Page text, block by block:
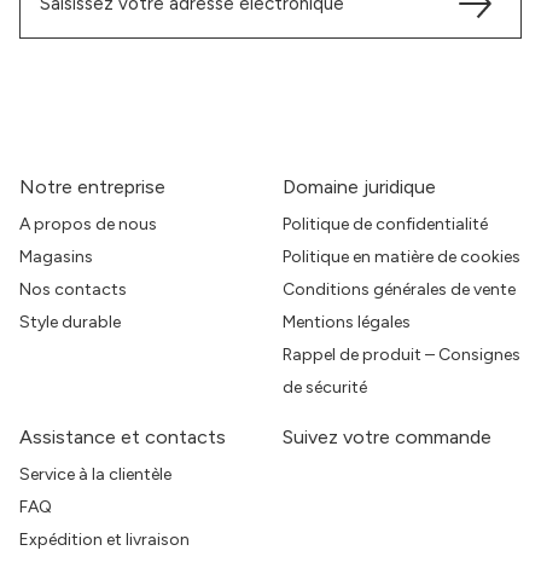
Notre entreprise
A propos de nous
Magasins
Nos contacts
Style durable
Domaine juridique
Politique de confidentialité
Politique en matière de cookies
Conditions générales de vente
Mentions légales
Rappel de produit – Consignes
de sécurité
Assistance et contacts
Service à la clientèle
FAQ
Expédition et livraison
Suivez votre commande